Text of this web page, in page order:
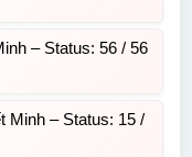
– Status: 56 / 56
Minh – Status: 15 /